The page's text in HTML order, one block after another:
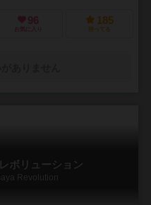
96
お気に入り
185
持ってる
ボリューション
Revolution